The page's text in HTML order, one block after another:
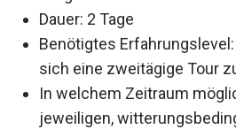
Dauer: 2 Tage
Benötigtes Erfahrungslevel:
sich eine zweitägige Tour
In welchem Zeitraum
jeweiligen,